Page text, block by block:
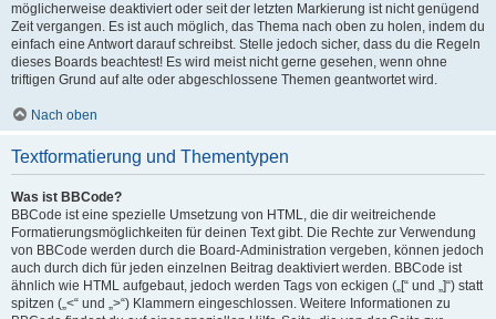
möglicherweise deaktiviert oder seit der letzten Markierung ist nicht genügend
Zeit vergangen. Es ist auch möglich, das Thema nach oben zu holen, indem du
einfach eine Antwort darauf schreibst. Stelle jedoch sicher, dass du die Regeln
dieses Boards beachtest! Es wird meist nicht gerne gesehen, wenn ohne
triftigen Grund auf alte oder abgeschlossene Themen geantwortet wird.
Nach oben
Textformatierung und Thementypen
Was ist BBCode?
BBCode ist eine spezielle Umsetzung von HTML, die dir weitreichende
Formatierungsmöglichkeiten für deinen Text gibt. Die Rechte zur Verwendung
von BBCode werden durch die Board-Administration vergeben, können jedoch
auch durch dich für jeden einzelnen Beitrag deaktiviert werden. BBCode ist
ähnlich wie HTML aufgebaut, jedoch werden Tags von eckigen („[“ und „]“) statt
spitzen („<“ und „>“) Klammern eingeschlossen. Weitere Informationen zu